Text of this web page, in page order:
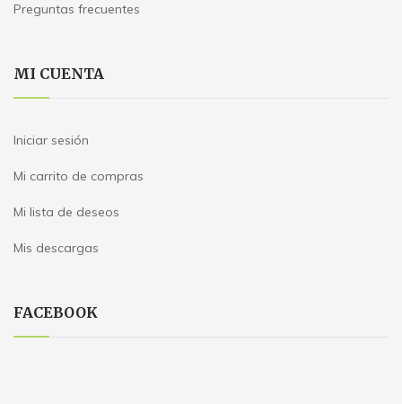
Preguntas frecuentes
MI CUENTA
Iniciar sesión
Mi carrito de compras
Mi lista de deseos
Mis descargas
FACEBOOK